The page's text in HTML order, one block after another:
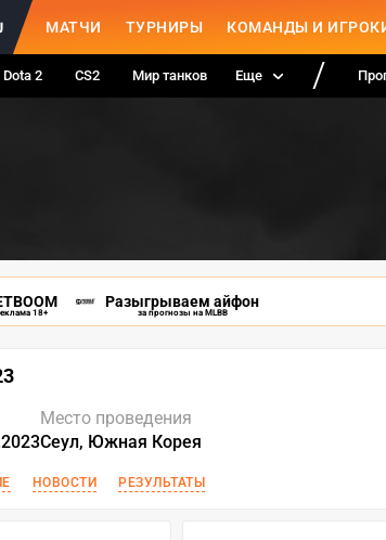
МАТЧИ ТУРНИРЫ КОМАНДЫ И
Dota 2 CS2 Мир танков Еще
18+
Разыгрываем айфон
за прогнозы на MLBB
Место проведения
Сеул, Южная Корея
НОВОСТИ РЕЗУЛЬТАТЫ